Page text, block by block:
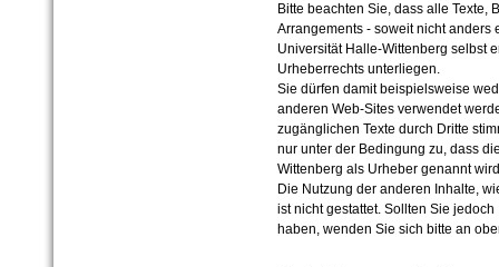
Bitte beachten Sie, dass alle Texte,
Arrangements - soweit nicht anders
Universität Halle-Wittenberg selbst
Urheberrechts unterliegen.
Sie dürfen damit beispielsweise
anderen Web-Sites verwendet
zugänglichen Texte durch Dritte
nur unter der Bedingung zu, dass
Wittenberg als Urheber genannt
Die Nutzung der anderen Inhalte,
ist nicht gestattet. Sollten Sie
haben, wenden Sie sich bitte an